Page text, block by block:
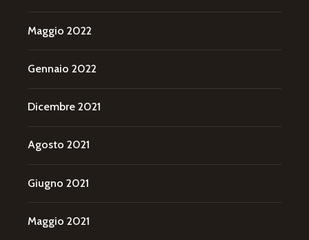
Maggio 2022
Gennaio 2022
Dicembre 2021
Agosto 2021
Giugno 2021
Maggio 2021